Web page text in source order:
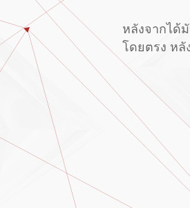
หลังจากได้
โดยตรง หลั